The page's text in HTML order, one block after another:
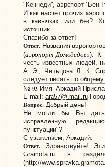
"Кеннеди", аэропорт "Бен-
И как насчет прочих
в кавычках или без?
источник.
Спасибо за ответ!
Ответ.Названия
(аэропорт Домодедово). К
честь известных людей,
А. Э., Чельцова Л. К.
следует писать по общему
№ 93Имя: Аркадий
E-mail: ara57@.mail.ru
Вопрос.Добрый день!
Не могли бы Вы дать
исправленную
пунктуации"?
С уважением, Аркадий.
Ответ.Здравствуйте!
Gramota.ru в
(http://